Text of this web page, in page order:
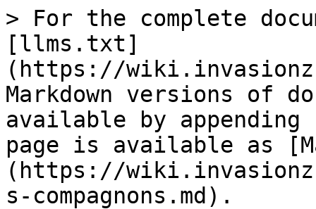
> For the complete
[llms.txt]
(https://
Markdown versions of
available by
page is available as
(https://
s-compagnons.md).